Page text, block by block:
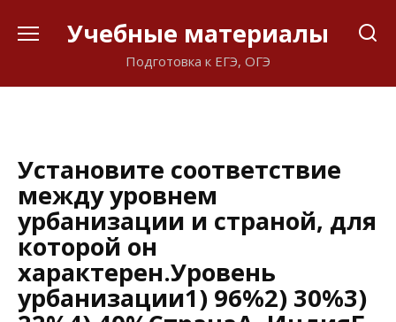
Учебные материалы
Подготовка к ЕГЭ, ОГЭ
Установите соответствие
между уровнем
урбанизации и страной, для
которой он
характерен.Уровень
урбанизации1) 96%2) 30%3)